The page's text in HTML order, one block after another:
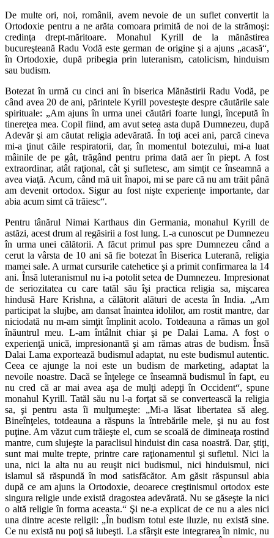
De multe ori, noi, românii, avem nevoie de un suflet convertit la
Ortodoxie pentru a ne arăta comoara primită de noi de la strămoşi:
credinţa drept-măritoare. Monahul Kyrill de la mănăstirea
bucureşteană Radu Vodă este german de origine şi a ajuns „acasă“,
în Ortodoxie, după pribegia prin luteranism, catolicism, hinduism
sau budism.
Botezat în urmă cu cinci ani în biserica Mănăstirii Radu Vodă, pe
când avea 20 de ani, părintele Kyrill povesteşte despre căutările sale
spirituale: „Am ajuns în urma unei căutări foarte lungi, începută în
tinereţea mea. Copil fiind, am avut setea asta după Dumnezeu, după
Adevăr şi am căutat religia adevărată. În toţi acei ani, parcă cineva
mi-a ţinut căile respiratorii, dar, în momentul botezului, mi-a luat
mâinile de pe gât, trăgând pentru prima dată aer în piept. A fost
extraordinar, atât raţional, cât şi sufletesc, am simţit ce înseamnă a
avea viaţă. Acum, când mă uit înapoi, mi se pare că nu am trăit până
am devenit ortodox. Sigur au fost nişte experienţe importante, dar
abia acum simt că trăiesc“.
Pentru tânărul Nimai Karthaus din Germania, monahul Kyrill de
astăzi, acest drum al regăsirii a fost lung. L-a cunoscut pe Dumnezeu
în urma unei călătorii. A făcut primul pas spre Dumnezeu când a
cerut la vârsta de 10 ani să fie botezat în Biserica Luterană, religia
mamei sale. A urmat cursurile catehetice şi a primit confirmarea la 14
ani. Însă luteranismul nu i-a potolit setea de Dumnezeu. Impresionat
de seriozitatea cu care tatăl său îşi practica religia sa, mişcarea
hindusă Hare Krishna, a călătorit alături de acesta în India. „Am
participat la slujbe, am dansat înaintea idolilor, am rostit mantre, dar
niciodată nu m-am simţit împlinit acolo. Totdeauna a rămas un gol
înăuntrul meu. L-am întâlnit chiar şi pe Dalai Lama. A fost o
experienţă unică, impresionantă şi am rămas atras de budism. Însă
Dalai Lama exportează budismul adaptat, nu este budismul autentic.
Ceea ce ajunge la noi este un budism de marketing, adaptat la
nevoile noastre. Dacă se înţelege ce înseamnă budismul în fapt, eu
nu cred că ar mai avea aşa de mulţi adepţi în Occident“, spune
monahul Kyrill. Tatăl său nu l-a forţat să se convertească la religia
sa, şi pentru asta îi mulţumeşte: „Mi-a lăsat libertatea să aleg.
Bineînţeles, totdeauna a răspuns la întrebările mele, şi nu au fost
puţine. Am văzut cum trăieşte el, cum se scoală de dimineaţa rostind
mantre, cum slujeşte la paraclisul hinduist din casa noastră. Dar, ştiţi,
sunt mai multe trepte, printre care raţionamentul şi sufletul. Nici la
una, nici la alta nu au reuşit nici budismul, nici hinduismul, nici
islamul să răspundă în mod satisfăcător. Am găsit răspunsul abia
după ce am ajuns la Ortodoxie, deoarece creştinismul ortodox este
singura religie unde există dragostea adevărată. Nu se găseşte la nici
o altă religie în forma aceasta.“ Şi ne-a explicat de ce nu a ales nici
una dintre aceste religii: „În budism totul este iluzie, nu există sine.
Ce nu există nu poţi să iubeşti. La sfârşit este integrarea în nimic, nu